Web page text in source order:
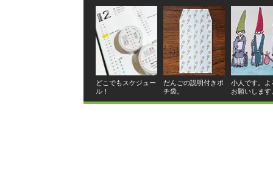
どこでもスケジュー
ル！
だんごの説明付きポ
チ袋。
小人です。よ
お願いします